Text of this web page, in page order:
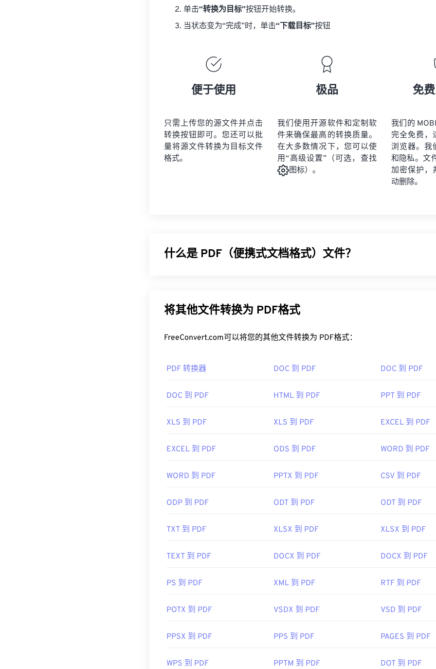
单击“转换为目标”按钮开始转换。
当状态变为“完成”时，单击“下载目标”按钮
便于使用
只需上传您的源文件并点击
转换按钮即可。您还可以批
量将源文件转换为目标文件
格式。
极品
我们使用开源软件和定制软
件来确保最高的转换质量。
在大多数情况下，您可以使
用“高级设置”（可选，查找
图标）。
免
我们的
完全免费，
浏览器。我
和隐私。文
加密保护，
动删除。
什么是 PDF（便携式文档格式）文件？
设备或操作系统上都始终保持一致。
肿，包含许多你可能永远不需要或不想使用的功能。
大多数网络浏览器，例如 Chrome 和 Firefox，都可以自动打开 PDF 文件。您可
需要插件或扩展程序来实现这一点，但当您在线点击 PDF 链接时，自动打开一
的。
有用的链接：
https://acrobat.adobe.com/us/en/why-adobe/about-adobe-pdf.html
将其他文件转换为 PDF格式
FreeConvert.com可以将您的其他文件转换为 PDF格式：
PDF 转换器 DOC 到 PDF DOC 到 PDF
DOC 到 PDF HTML 到 PDF PPT 到 PDF
XLS 到 PDF XLS 到 PDF EXCEL 到 PDF
EXCEL 到 PDF ODS 到 PDF WORD 到 PDF
WORD 到 PDF PPTX 到 PDF CSV 到 PDF
ODP 到 PDF ODT 到 PDF ODT 到 PDF
TXT 到 PDF XLSX 到 PDF XLSX 到 PDF
TEXT 到 PDF DOCX 到 PDF DOCX 到 PDF
PS 到 PDF XML 到 PDF RTF 到 PDF
POTX 到 PDF VSDX 到 PDF VSD 到 PDF
PPSX 到 PDF PPS 到 PDF PAGES 到 PDF
WPS 到 PDF PPTM 到 PDF DOT 到 PDF